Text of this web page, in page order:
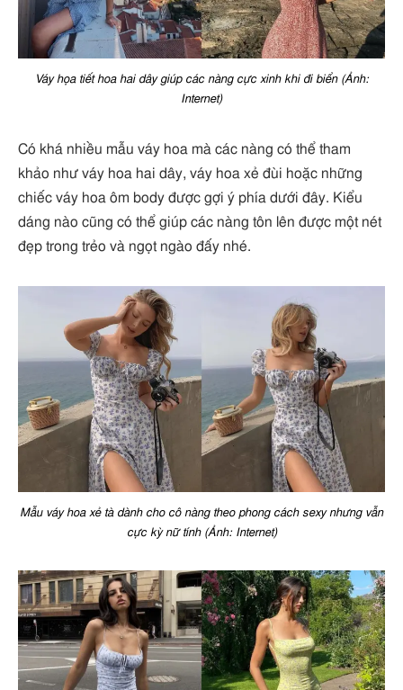
Váy họa tiết hoa hai dây giúp các nàng cực xinh khi đi biển (Ảnh:
Internet)
Có khá nhiều mẫu váy hoa mà các nàng có thể tham
khảo như váy hoa hai dây, váy hoa xẻ đùi hoặc những
chiếc váy hoa ôm body được gợi ý phía dưới đây. Kiểu
dáng nào cũng có thể giúp các nàng tôn lên được một nét
đẹp trong trẻo và ngọt ngào đấy nhé.
Mẫu váy hoa xẻ tà dành cho cô nàng theo phong cách sexy nhưng vẫn
cực kỳ nữ tính (Ảnh: Internet)